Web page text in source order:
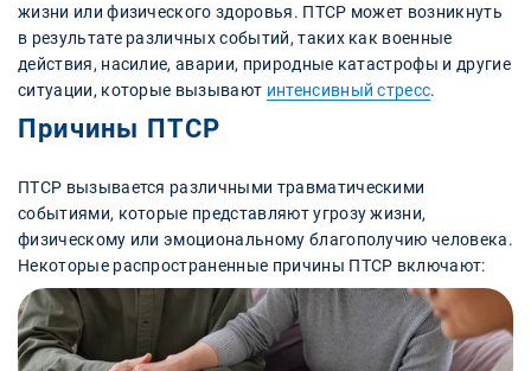
жизни или физического здоровья. ПТСР может возникнуть
в результате различных событий, таких как военные
действия, насилие, аварии, природные катастрофы и другие
ситуации, которые вызывают интенсивный стресс.
Причины ПТСР
ПТСР вызывается различными травматическими
событиями, которые представляют угрозу жизни,
физическому или эмоциональному благополучию человека.
Некоторые распространенные причины ПТСР включают: